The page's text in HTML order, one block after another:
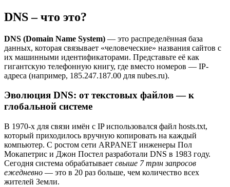
DNS – что это?
DNS (Domain Name System) — это распределённая база
данных, которая связывает «человеческие» названия сайтов с
их машинными идентификаторами. Представьте её как
гигантскую телефонную книгу, где вместо номеров — IP-
адреса (например, 185.247.187.00 для nubes.ru).
Эволюция DNS: от текстовых файлов — к
глобальной системе
В 1970-х для связи имён с IP использовался файл hosts.txt,
который приходилось вручную копировать на каждый
компьютер. С ростом сети ARPANET инженеры Пол
Мокапетрис и Джон Постел разработали DNS в 1983 году.
Сегодня система обрабатывает свыше 7 трлн запросов
ежедневно — это в 20 раз больше, чем количество всех
жителей Земли.